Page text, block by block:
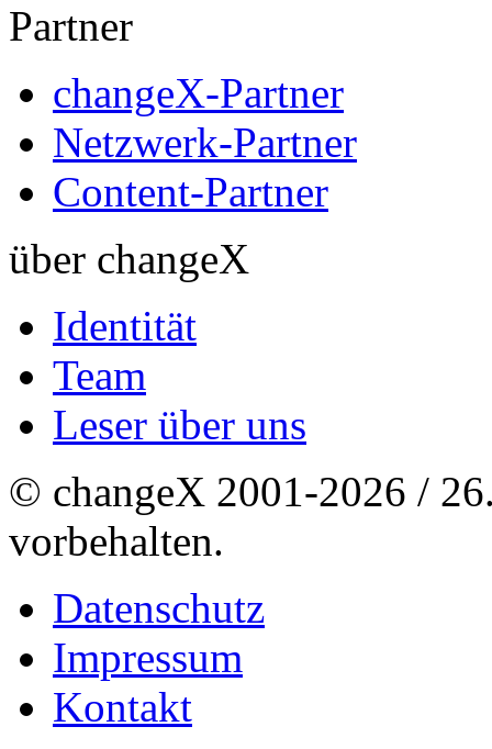
Partner
changeX-Partner
Netzwerk-Partner
Content-Partner
über changeX
Identität
Team
Leser über uns
© changeX 2001-2026 /
vorbehalten.
Datenschutz
Impressum
Kontakt